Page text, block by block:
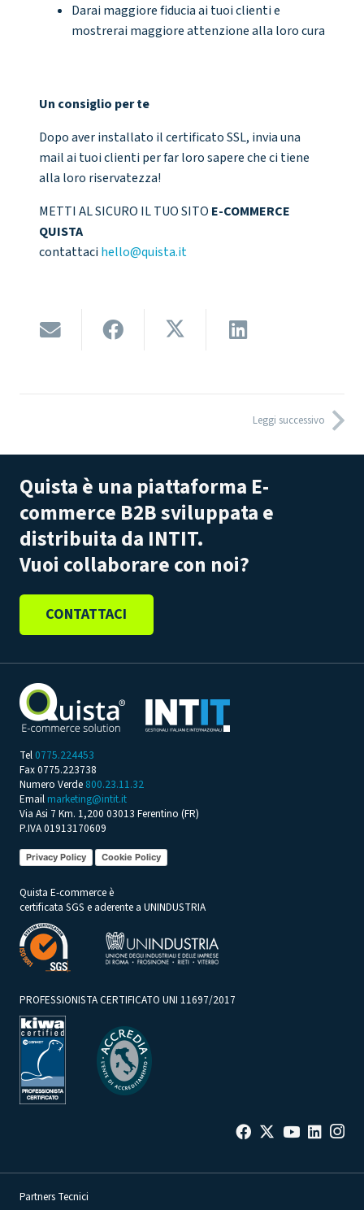
Darai maggiore fiducia ai tuoi clienti e
mostrerai maggiore attenzione alla loro cura
Un consiglio per te
Dopo aver installato il certificato SSL, invia una
mail ai tuoi clienti per far loro sapere che ci tiene
alla loro riservatezza!
METTI AL SICURO IL TUO SITO E-COMMERCE
QUISTA
contattaci hello@quista.it
Leggi successivo
Quista è una piattaforma E-
commerce B2B sviluppata e
distribuita da INTIT.
Vuoi collaborare con noi?
CONTATTACI
Tel 0775.224453
Fax 0775.223738
Numero Verde 800.23.11.32
Email marketing@intit.it
Via Asi 7 Km. 1,200 03013 Ferentino (FR)
P.IVA 01913170609
Privacy Policy Cookie Policy
Quista E-commerce è
certificata SGS e aderente a UNINDUSTRIA
PROFESSIONISTA CERTIFICATO UNI 11697/2017
Partners Tecnici